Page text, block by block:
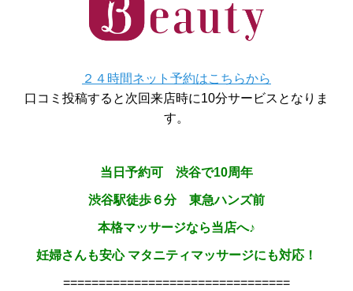
２４時間ネット予約はこちらから
口コミ投稿すると次回来店時に10分サービスとなりま
す。
当日予約可 渋谷で10周年
渋谷駅徒歩６分 東急ハンズ前
本格マッサージなら当店へ♪
妊婦さんも安心 マタニティマッサージにも対応！
================================